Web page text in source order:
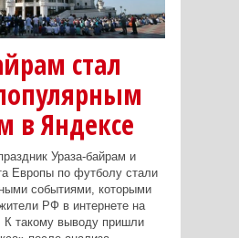
стал
в Яндексе
Ураза-байрам и
Европы по футболу стали
событиями, которыми
РФ в интернете на
К такому выводу пришли